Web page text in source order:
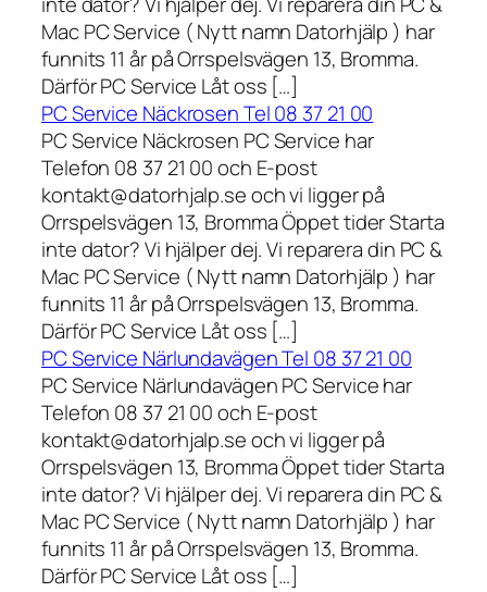
Mac PC Service ( Nytt namn Datorhjälp ) har
funnits 11 år på Orrspelsvägen 13, Bromma.
Därför PC Service Låt oss […]
PC Service Näckrosen Tel 08 37 21 00
PC Service Näckrosen PC Service har
Telefon 08 37 21 00 och E-post
kontakt@datorhjalp.se och vi ligger på
Orrspelsvägen 13, Bromma Öppet tider Starta
inte dator? Vi hjälper dej. Vi reparera din PC &
Mac PC Service ( Nytt namn Datorhjälp ) har
funnits 11 år på Orrspelsvägen 13, Bromma.
Därför PC Service Låt oss […]
PC Service Närlundavägen Tel 08 37 21 00
PC Service Närlundavägen PC Service har
Telefon 08 37 21 00 och E-post
kontakt@datorhjalp.se och vi ligger på
Orrspelsvägen 13, Bromma Öppet tider Starta
inte dator? Vi hjälper dej. Vi reparera din PC &
Mac PC Service ( Nytt namn Datorhjälp ) har
funnits 11 år på Orrspelsvägen 13, Bromma.
Därför PC Service Låt oss […]